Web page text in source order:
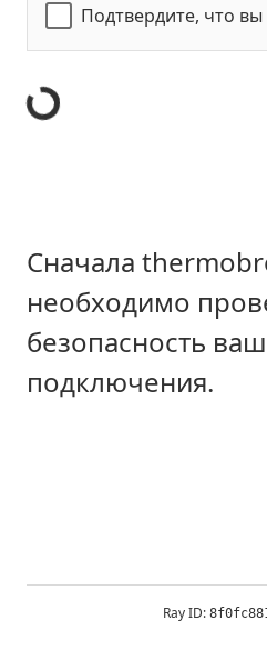
Подтвердите, что вы
Сначала
необходимо
безопасность
подключения.
Ray ID: